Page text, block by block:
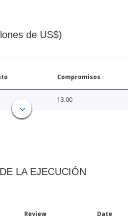
de US$)
Compromisos
13.00
LA EJECUCIÓN
Review Date